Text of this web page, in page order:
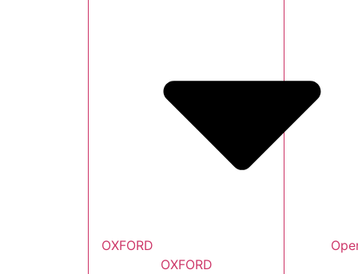
OXFORD
OXFORD